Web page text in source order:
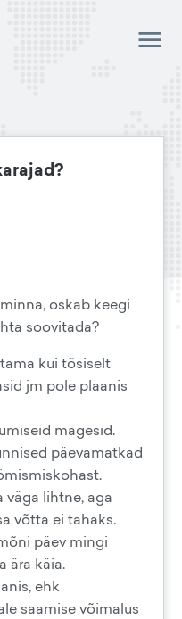
oskab keegi
soovitada?
kui tõsiselt
jm pole plaanis
mägesid.
päevamatkad
lihtne, aga
võtta ei tahaks.
päev mingi
ära käia.
ehk
saamise võimalus